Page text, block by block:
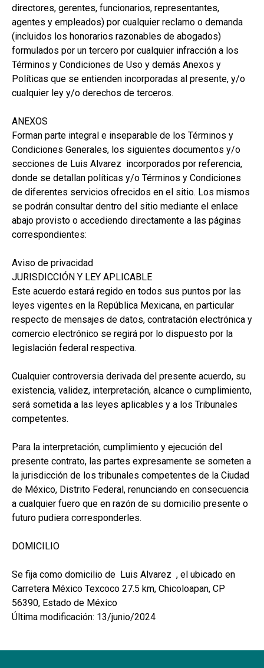
directores, gerentes, funcionarios, representantes,
agentes y empleados) por cualquier reclamo o demanda
(incluidos los honorarios razonables de abogados)
formulados por un tercero por cualquier infracción a los
Términos y Condiciones de Uso y demás Anexos y
Políticas que se entienden incorporadas al presente, y/o
cualquier ley y/o derechos de terceros.
ANEXOS
Forman parte integral e inseparable de los Términos y
Condiciones Generales, los siguientes documentos y/o
secciones de Luis Alvarez incorporados por referencia,
donde se detallan políticas y/o Términos y Condiciones
de diferentes servicios ofrecidos en el sitio. Los mismos
se podrán consultar dentro del sitio mediante el enlace
abajo provisto o accediendo directamente a las páginas
correspondientes:
Aviso de privacidad
JURISDICCIÓN Y LEY APLICABLE
Este acuerdo estará regido en todos sus puntos por las
leyes vigentes en la República Mexicana, en particular
respecto de mensajes de datos, contratación electrónica y
comercio electrónico se regirá por lo dispuesto por la
legislación federal respectiva.
Cualquier controversia derivada del presente acuerdo, su
existencia, validez, interpretación, alcance o cumplimiento,
será sometida a las leyes aplicables y a los Tribunales
competentes.
Para la interpretación, cumplimiento y ejecución del
presente contrato, las partes expresamente se someten a
la jurisdicción de los tribunales competentes de la Ciudad
de México, Distrito Federal, renunciando en consecuencia
a cualquier fuero que en razón de su domicilio presente o
futuro pudiera corresponderles.
DOMICILIO
Se fija como domicilio de Luis Alvarez , el ubicado en
Carretera México Texcoco 27.5 km, Chicoloapan, CP
56390, Estado de México
Última modificación: 13/junio/2024